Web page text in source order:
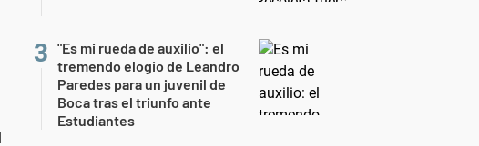
"Es mi rueda de auxilio": el
tremendo elogio de Leandro
Paredes para un juvenil de
Boca tras el triunfo ante
Estudiantes